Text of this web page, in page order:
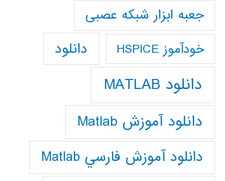
جعبه ابزار شبکه عصبی
خودآموز HSPICE دانلود
دانلود MATLAB
دانلود آموزش Matlab
دانلود آموزش فارسي Matlab